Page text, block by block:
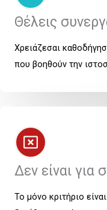
Θέλεις
Χρειάζεσαι
που βοηθούν την
Δεν είναι για
Το μόνο κριτήριο